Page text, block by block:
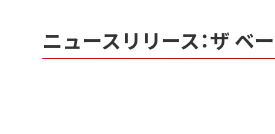
ニュースリリース：ザ ベ